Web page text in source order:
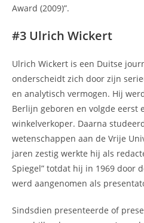
Award (2009)”.
#3 Ulrich Wickert
Ulrich Wickert is een Duitse
onderscheidt zich door zijn
en analytisch vermogen. Hij
Berlijn geboren en volgde eerst
winkelverkoper. Daarna
wetenschappen aan de Vrije
jaren zestig werkte hij als
Spiegel” totdat hij in 1969 door
werd aangenomen als
Sindsdien presenteerde of